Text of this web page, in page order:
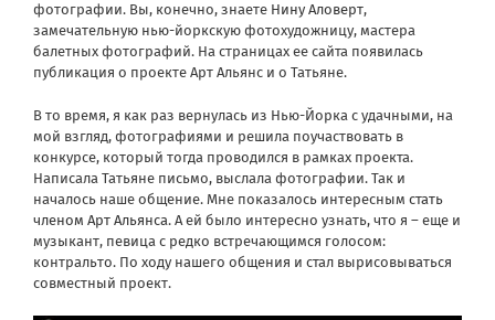
фотографии. Вы, конечно, знаете Нину Аловерт,
замечательную нью-йоркскую фотохудожницу, мастера
балетных фотографий. На страницах ее сайта появилась
публикация о проекте Арт Альянс и о Татьяне.
В то время, я как раз вернулась из Нью-Йорка с удачными, на
мой взгляд, фотографиями и решила поучаствовать в
конкурсе, который тогда проводился в рамках проекта.
Написала Татьяне письмо, выслала фотографии. Так и
началось наше общение. Мне показалось интересным стать
членом Арт Альянса. А ей было интересно узнать, что я – еще и
музыкант, певица с редко встречающимся голосом:
контральто. По ходу нашего общения и стал вырисовываться
совместный проект.